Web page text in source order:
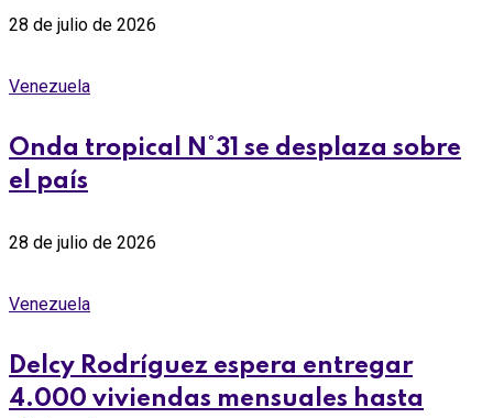
28 de julio de 2026
Venezuela
Onda tropical N°31 se desplaza sobre
el país
28 de julio de 2026
Venezuela
Delcy Rodríguez espera entregar
4.000 viviendas mensuales hasta